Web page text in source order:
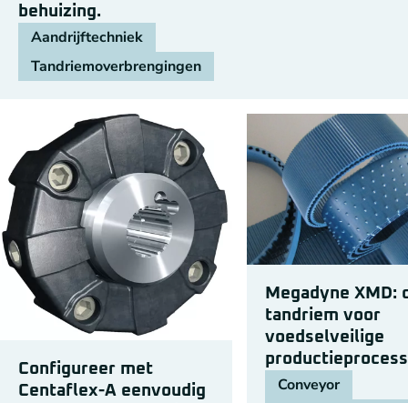
behuizing.
Aandrijftechniek
Tandriemoverbrengingen
Configureer met
Centaflex-A eenvoudig
Megadyne XMD:
tandriem voor
voedselveilige
Conveyor